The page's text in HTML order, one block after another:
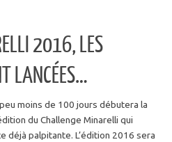
2016, LES
LANCÉES…
moins de 100 jours débutera la
du Challenge Minarelli qui
déjà palpitante. L’édition 2016 sera